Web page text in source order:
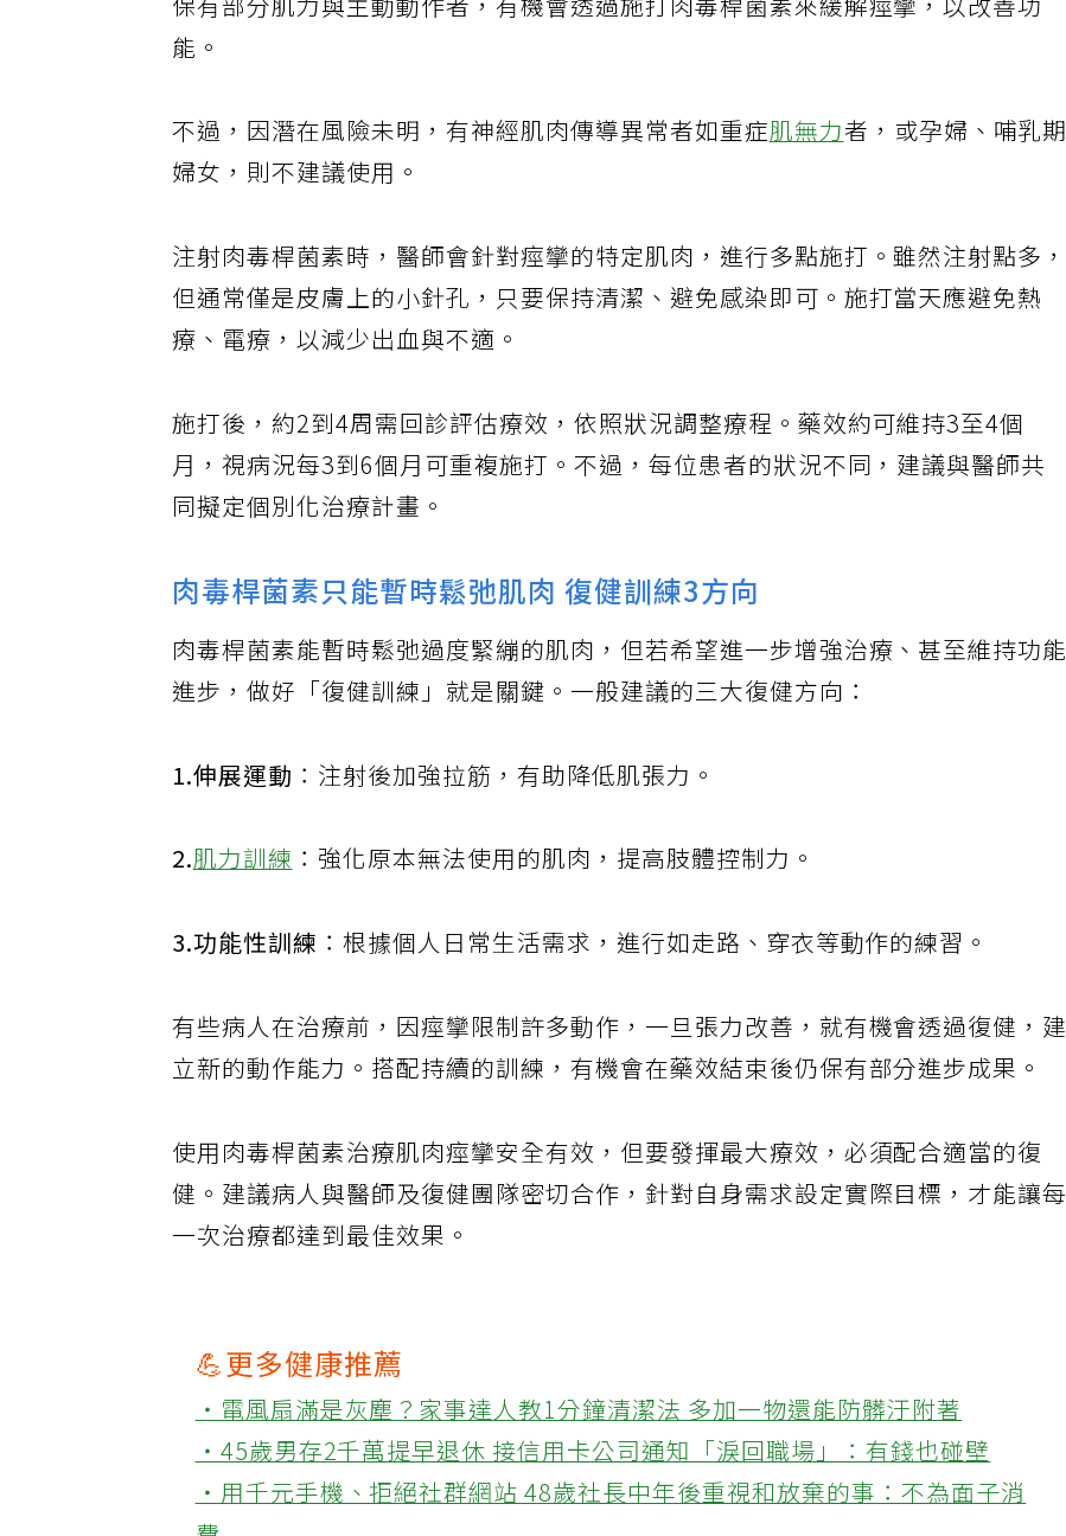
保有部分肌力與主動動作者，有機會透過施打肉毒桿菌素來緩解痙攣，以改善功
能。
不過，因潛在風險未明，有神經肌肉傳導異常者如重症肌無力者，或孕婦、哺乳期
婦女，則不建議使用。
注射肉毒桿菌素時，醫師會針對痙攣的特定肌肉，進行多點施打。雖然注射點多，
但通常僅是皮膚上的小針孔，只要保持清潔、避免感染即可。施打當天應避免熱
療、電療，以減少出血與不適。
施打後，約2到4周需回診評估療效，依照狀況調整療程。藥效約可維持3至4個
月，視病況每3到6個月可重複施打。不過，每位患者的狀況不同，建議與醫師共
同擬定個別化治療計畫。
肉毒桿菌素只能暫時鬆弛肌肉 復健訓練3方向
肉毒桿菌素能暫時鬆弛過度緊繃的肌肉，但若希望進一步增強治療、甚至維持功能
進步，做好「復健訓練」就是關鍵。一般建議的三大復健方向：
1.伸展運動 ：注射後加強拉筋，有助降低肌張力。
2.肌力訓練 ：強化原本無法使用的肌肉，提高肢體控制力。
3.功能性訓練 ：根據個人日常生活需求，進行如走路、穿衣等動作的練習。
有些病人在治療前，因痙攣限制許多動作，一旦張力改善，就有機會透過復健，建
立新的動作能力。搭配持續的訓練，有機會在藥效結束後仍保有部分進步成果。
使用肉毒桿菌素治療肌肉痙攣安全有效，但要發揮最大療效，必須配合適當的復
健。建議病人與醫師及復健團隊密切合作，針對自身需求設定實際目標，才能讓每
一次治療都達到最佳效果。
💪更多健康推薦
‧電風扇滿是灰塵？家事達人教1分鐘清潔法 多加一物還能防髒汙附著
‧45歲男存2千萬提早退休 接信用卡公司通知「淚回職場」：有錢也碰壁
‧用千元手機、拒絕社群網站 48歲社長中年後重視和放棄的事：不為面子消